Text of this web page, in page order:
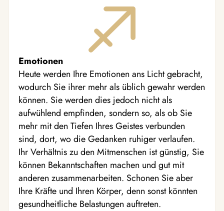
Emotionen
Heute werden Ihre Emotionen ans Licht gebracht,
wodurch Sie ihrer mehr als üblich gewahr werden
können. Sie werden dies jedoch nicht als
aufwühlend empfinden, sondern so, als ob Sie
mehr mit den Tiefen Ihres Geistes verbunden
sind, dort, wo die Gedanken ruhiger verlaufen.
Ihr Verhältnis zu den Mitmenschen ist günstig, Sie
können Bekanntschaften machen und gut mit
anderen zusammenarbeiten. Schonen Sie aber
Ihre Kräfte und Ihren Körper, denn sonst könnten
gesundheitliche Belastungen auftreten.